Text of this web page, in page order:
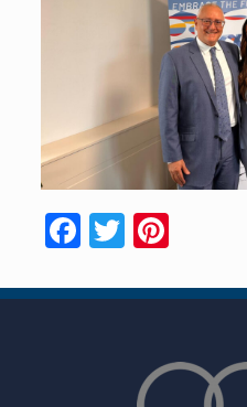
Facebook
Twitter